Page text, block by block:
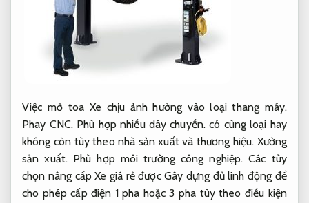
Việc mở toa Xe chịu ảnh hưởng vào loại thang máy.
Phay CNC. Phù hợp nhiều dây chuyền.có cùng loại hay
không còn tùy theo nhà sản xuất và thương hiệu. Xưởng
sản xuất. Phù hợp môi trường công nghiệp. Các tùy
chọn nâng cấp Xe giá rẻ được Gây dựng đủ linh động để
cho phép cấp điện 1 pha hoặc 3 pha tùy theo điều kiện